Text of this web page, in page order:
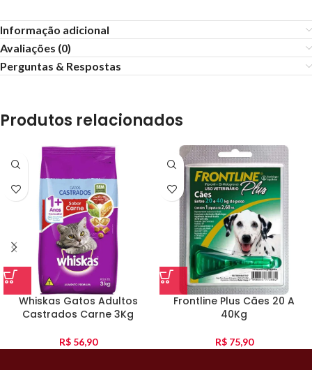
Informação adicional
Avaliações (0)
Perguntas & Respostas
Produtos relacionados
Whiskas Gatos Adultos
Castrados Carne 3Kg
R$56,90
Frontline Plus Cães 20 A
40Kg
R$75,90